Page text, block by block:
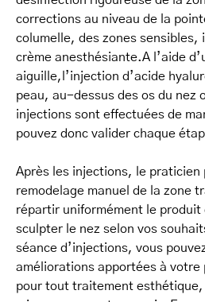
corrections au niveau de la
columelle, des zones sensibles,
crème anesthésiante.A l’aide
aiguille,l’injection d’acide
peau, au-dessus des os du nez
injections sont effectuées de
pouvez donc valider chaque
Après les injections, le praticien
remodelage manuel de la zone
répartir uniformément le produit
sculpter le nez selon vos
séance d’injections, vous
améliorations apportées à votre
pour tout traitement